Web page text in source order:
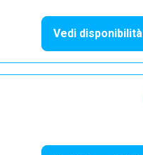
Vedi disponibilità